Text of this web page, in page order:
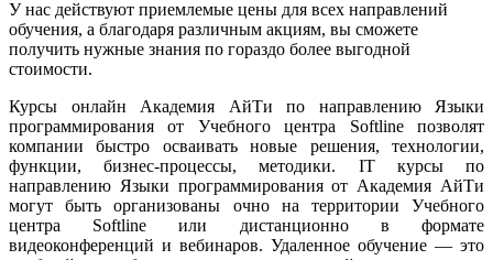
У нас действуют приемлемые цены для всех направлений
обучения, а благодаря различным акциям, вы сможете
получить нужные знания по гораздо более выгодной
стоимости.
Курсы онлайн Академия АйТи по направлению Языки
программирования от Учебного центра Softline позволят
компании быстро осваивать новые решения, технологии,
функции, бизнес-процессы, методики. IT курсы по
направлению Языки программирования от Академия АйТи
могут быть организованы очно на территории Учебного
центра Softline или дистанционно в формате
видеоконференций и вебинаров. Удаленное обучение — это